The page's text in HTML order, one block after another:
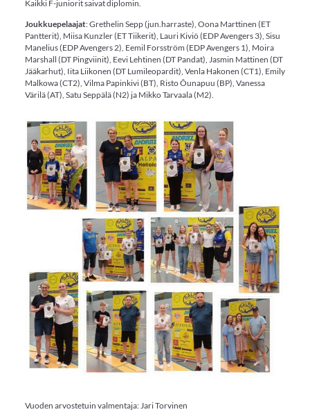
Kaikki F-juniorit saivat diplomin.
Joukkuepelaajat: Grethelin Sepp (jun.harraste), Oona Marttinen (ET
Pantterit), Miisa Kunzler (ET Tiikerit), Lauri Kiviö (EDP Avengers 3), Sisu
Manelius (EDP Avengers 2), Eemil Forsström (EDP Avengers 1), Moira
Marshall (DT Pingviinit), Eevi Lehtinen (DT Pandat), Jasmin Mattinen (DT
Jääkarhut), Iita Liikonen (DT Lumileopardit), Venla Hakonen (CT1), Emily
Malkowa (CT2), Vilma Papinkivi (BT), Risto Õunapuu (BP), Vanessa
Värilä (AT), Satu Seppälä (N2) ja Mikko Tarvaala (M2).
Vuoden arvostetuin valmentaja: Jari Torvinen